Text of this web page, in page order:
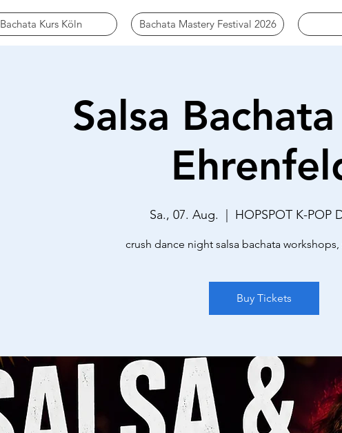
Bachata Kurs Köln Bachata Mastery Festival 2026
Salsa
Sa., 07. Aug.
  |
HOPSPOT K-POP
crush dance night salsa bachata
Buy Tickets